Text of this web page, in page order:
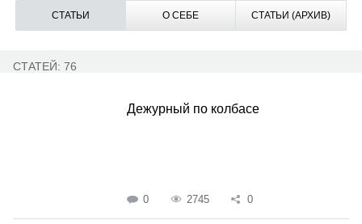
СТАТЬИ О СЕБЕ СТАТЬИ (АРХИВ)
СТАТЕЙ: 76
Дежурный по колбасе
0 2745 0